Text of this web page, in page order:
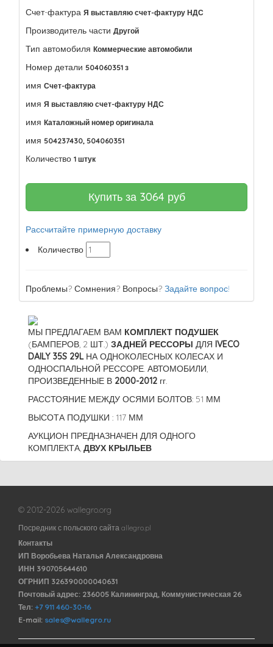
Счет-фактура Я выставляю счет-фактуру НДС
Производитель части Другой
Тип автомобиля Коммерческие автомобили
Номер детали 504060351 з
имя Счет-фактура
имя Я выставляю счет-фактуру НДС
имя Каталожный номер оригинала
имя 504237430, 504060351
Количество 1 штук
Купить за 3064 руб
Рассчитайте примерную доставку
Количество
Проблемы? Сомнения? Вопросы? Задайте вопрос!
МЫ ПРЕДЛАГАЕМ ВАМ КОМПЛЕКТ ПОДУШЕК
(БАМПЕРОВ, 2 ШТ.) ЗАДНЕЙ РЕССОРЫ ДЛЯ IVECO
DAILY 35S 29LНА ОДНОКОЛЕСНЫХ КОЛЕСАХ И
ОДНОСПАЛЬНОЙ РЕССОРЕ. АВТОМОБИЛИ,
ПРОИЗВЕДЕННЫЕ В 2000-2012 гг.
РАССТОЯНИЕ МЕЖДУ ОСЯМИ БОЛТОВ: 51 ММ
ВЫСОТА ПОДУШКИ : 117 ММ
АУКЦИОН ПРЕДНАЗНАЧЕН ДЛЯ ОДНОГО
КОМПЛЕКТА, ДВУХ КРЫЛЬЕВ
© 2012-2026 wallegro.org
Посредник с польского сайта allegro.pl
Контакты
ИП Воробьева Наталья Александровна
ИНН 390705644610
ОГРНИП 326390000040631
Почтовый адрес: 236005 Калининград, Коммунистическая 26
Тел: +7 911 460-30-16
E-mail: sales@wallegro.ru